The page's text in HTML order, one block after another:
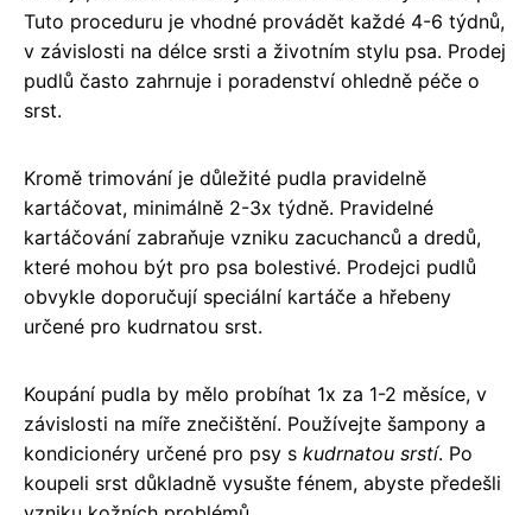
Tuto proceduru je vhodné provádět každé 4-6 týdnů,
v závislosti na délce srsti a životním stylu psa. Prodej
pudlů často zahrnuje i poradenství ohledně péče o
srst.
Kromě trimování je důležité pudla pravidelně
kartáčovat, minimálně 2-3x týdně. Pravidelné
kartáčování zabraňuje vzniku zacuchanců a dredů,
které mohou být pro psa bolestivé. Prodejci pudlů
obvykle doporučují speciální kartáče a hřebeny
určené pro kudrnatou srst.
Koupání pudla by mělo probíhat 1x za 1-2 měsíce, v
závislosti na míře znečištění. Používejte šampony a
kondicionéry určené pro psy s kudrnatou srstí. Po
koupeli srst důkladně vysušte fénem, abyste předešli